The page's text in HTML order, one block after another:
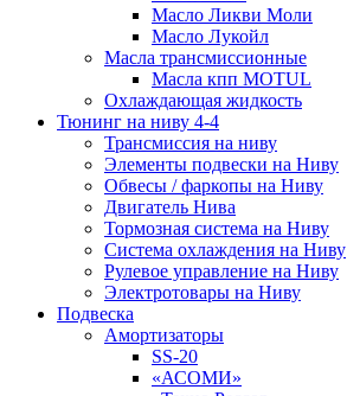
Масло Ликви Моли
Масло Лукойл
Масла трансмиссионные
Масла кпп MOTUL
Охлаждающая жидкость
Тюнинг на ниву 4-4
Трансмиссия на ниву
Элементы подвески на Ниву
Обвесы / фаркопы на Ниву
Двигатель Нива
Тормозная система на Ниву
Система охлаждения на Ниву
Рулевое управление на Ниву
Электротовары на Ниву
Подвеска
Амортизаторы
SS-20
«АСОМИ»